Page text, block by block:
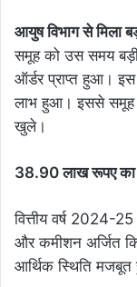
आयुष विभाग से मिला
समूह को उस समय
ऑर्डर प्राप्त हुआ।
लाभ हुआ। इससे समूह
खुले।
38.90 लाख रूपए का
वित्तीय वर्ष
और कमीशन अर्जित
आर्थिक स्थिति